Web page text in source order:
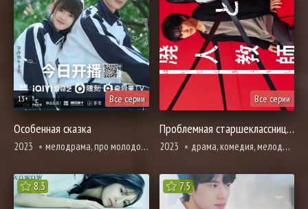
Все серии
13+
Особенная сказка
2023 мелодрама, про молодость и любовь, романтика, про школу и школьников
Все серии
Проблемная старшеклассница и непутевый учитель
2023 драма, комедия, мелодрама, про молодость и любовь, романтика, про школу и школьников
8.3 7.5